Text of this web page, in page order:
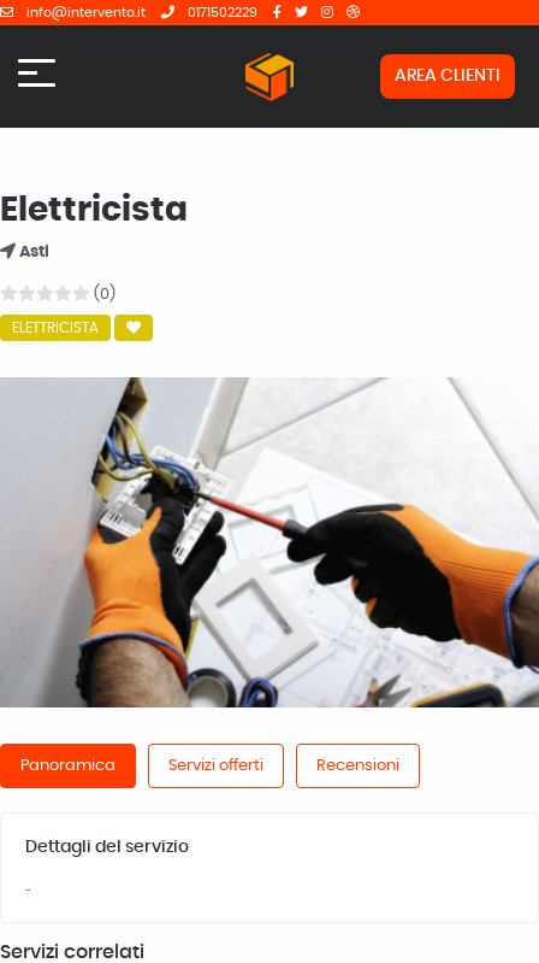
info@intervento.it 0171502229
AREA CLIENTI
Elettricista
Asti
(0)
ELETTRICISTA
Panoramica Servizi offerti Recensioni
Dettagli del servizio
..
Servizi correlati